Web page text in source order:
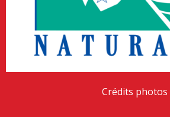
Crédits photos